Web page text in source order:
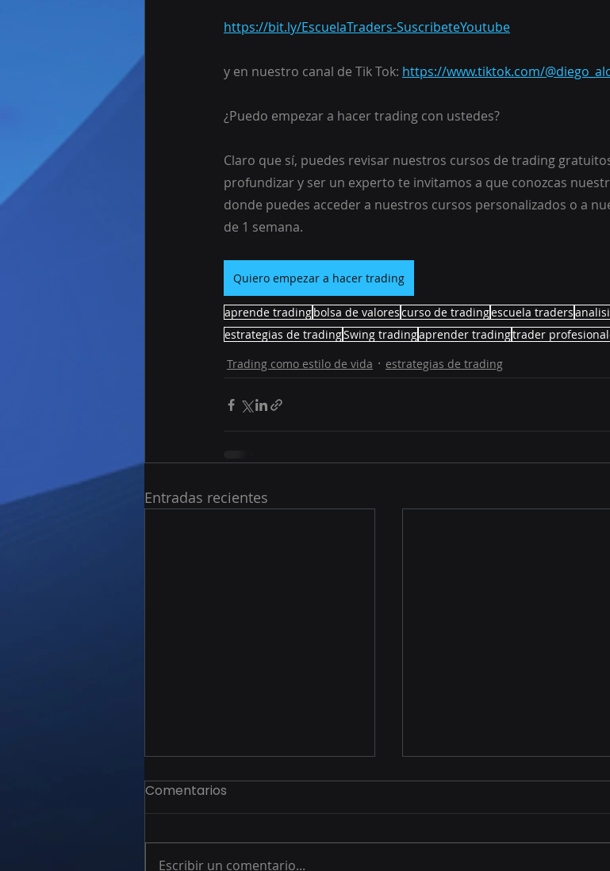
https://bit.ly/EscuelaTraders-SuscribeteYoutube
y en nuestro canal de Tik Tok: https://www.tiktok.com/
¿Puedo empezar a hacer trading con ustedes?
Claro que sí, puedes revisar nuestros cursos de trading
profundizar y ser un experto te invitamos a que conozcas
donde puedes acceder a nuestros cursos personalizados o a
de 1 semana.
Quiero empezar a hacer trading
aprende tradingbolsa de valorescurso de tradingescuela traders
estrategias de tradingSwing tradingaprender tradingtrader
Trading como estilo de vida
estrategias de trading
Entradas recientes
Comentarios
Escribir un comentario...